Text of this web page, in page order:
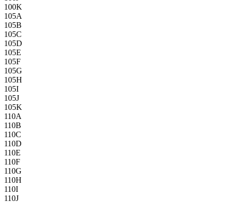
100K
105A
105B
105C
105D
105E
105F
105G
105H
105I
105J
105K
110A
110B
110C
110D
110E
110F
110G
110H
110I
110J